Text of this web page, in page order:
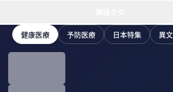
健康医療 予防医療 日本特集 異